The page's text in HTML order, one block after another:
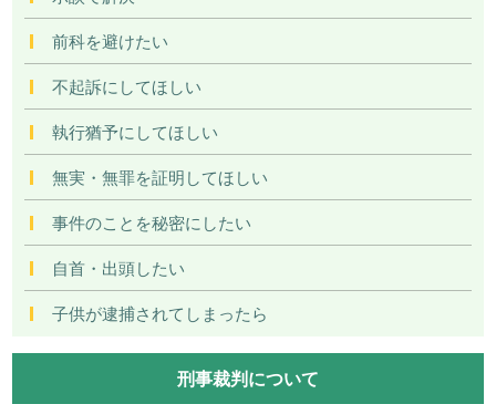
前科を避けたい
不起訴にしてほしい
執行猶予にしてほしい
無実・無罪を証明してほしい
事件のことを秘密にしたい
自首・出頭したい
子供が逮捕されてしまったら
刑事裁判について